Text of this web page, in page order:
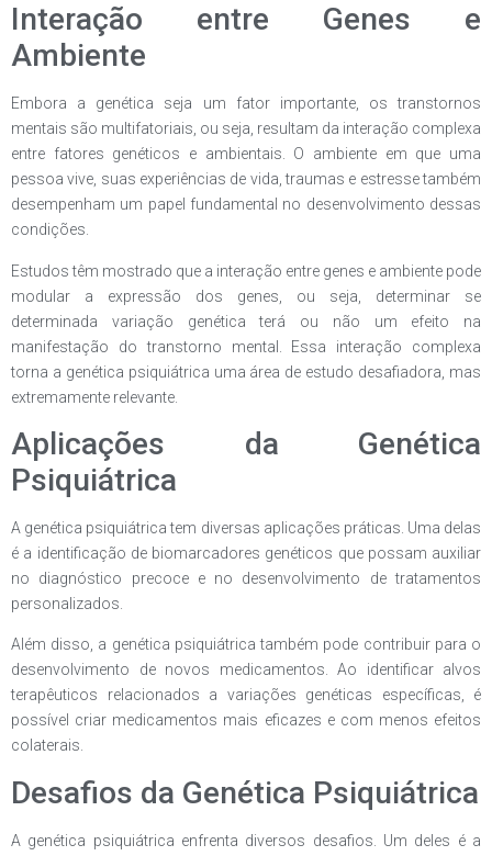
Interação entre Genes e
Ambiente
Embora a genética seja um fator importante, os transtornos
mentais são multifatoriais, ou seja, resultam da interação complexa
entre fatores genéticos e ambientais. O ambiente em que uma
pessoa vive, suas experiências de vida, traumas e estresse também
desempenham um papel fundamental no desenvolvimento dessas
condições.
Estudos têm mostrado que a interação entre genes e ambiente pode
modular a expressão dos genes, ou seja, determinar se
determinada variação genética terá ou não um efeito na
manifestação do transtorno mental. Essa interação complexa
torna a genética psiquiátrica uma área de estudo desafiadora, mas
extremamente relevante.
Aplicações da Genética
Psiquiátrica
A genética psiquiátrica tem diversas aplicações práticas. Uma delas
é a identificação de biomarcadores genéticos que possam auxiliar
no diagnóstico precoce e no desenvolvimento de tratamentos
personalizados.
Além disso, a genética psiquiátrica também pode contribuir para o
desenvolvimento de novos medicamentos. Ao identificar alvos
terapêuticos relacionados a variações genéticas específicas, é
possível criar medicamentos mais eficazes e com menos efeitos
colaterais.
Desafios da Genética Psiquiátrica
A genética psiquiátrica enfrenta diversos desafios. Um deles é a